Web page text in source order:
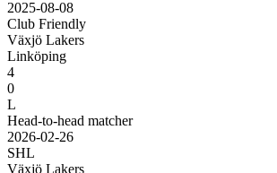
2025-08-08
Club Friendly
Växjö Lakers
Linköping
4
0
L
Head-to-head matcher
2026-02-26
SHL
Växjö Lakers